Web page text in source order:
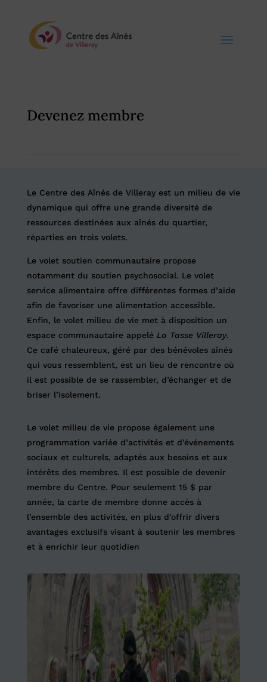
Devenez membre
Le Centre des Aînés de Villeray est un milieu de vie
dynamique qui offre une grande diversité de
ressources destinées aux aînés du quartier,
réparties en trois volets.
Le volet soutien communautaire propose
notamment du soutien psychosocial. Le volet
service alimentaire offre différentes formes d’aide
afin de favoriser une alimentation accessible.
Enfin, le volet milieu de vie met à disposition un
espace communautaire appelé La Tasse Villeray.
Ce café chaleureux, géré par des bénévoles aînés
qui vous ressemblent, est un lieu de rencontre où
il est possible de se rassembler, d’échanger et de
briser l’isolement.
Le volet milieu de vie propose également une
programmation variée d’activités et d’événements
sociaux et culturels, adaptés aux besoins et aux
intérêts des membres. Il est possible de devenir
membre du Centre. Pour seulement 15 $ par
année, la carte de membre donne accès à
l’ensemble des activités, en plus d’offrir divers
avantages exclusifs visant à soutenir les membres
et à enrichir leur quotidien